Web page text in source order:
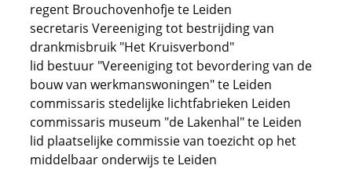
regent Brouchovenhofje te Leiden
secretaris Vereeniging tot bestrijding van
drankmisbruik "Het Kruisverbond"
lid bestuur "Vereeniging tot bevordering van de
bouw van werkmanswoningen" te Leiden
commissaris stedelijke lichtfabrieken Leiden
commissaris museum "de Lakenhal" te Leiden
lid plaatselijke commissie van toezicht op het
middelbaar onderwijs te Leiden